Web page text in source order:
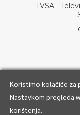
TVSA -
Koristimo kolačiće za
Nastavkom pregleda
korištenja.